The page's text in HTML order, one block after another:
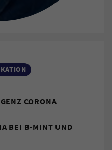
CORONA
BEI B-MINT UND